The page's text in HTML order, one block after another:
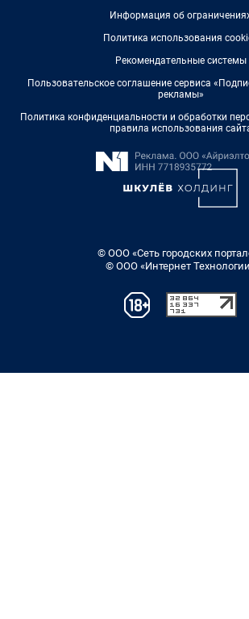
Информация об
Политика использования
Рекомендательные системы
Пользовательское соглашение сервиса
рекламы»
Политика конфиденциальности и обработки
правила использования
© ООО «Сеть городских
© ООО «Интернет